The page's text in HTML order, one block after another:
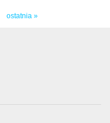
ostatnia »